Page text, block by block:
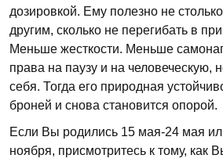
дозировкой. Ему полезно не
другим, сколько не перегибать в
Меньше жесткости. Меньше
права на паузу и на человеческую,
себя. Тогда его природная
броней и снова становится опорой.
Если Вы родились 15 мая-24 мая
ноября, присмотритесь к тому, как